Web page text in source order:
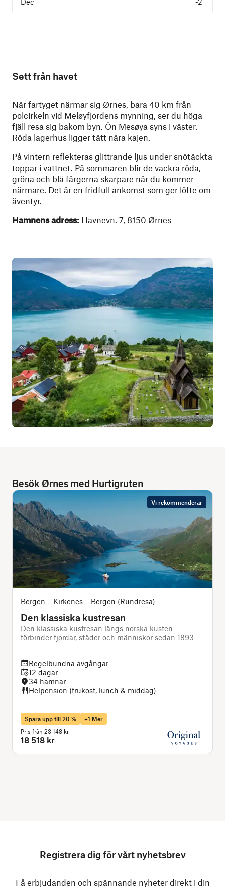
Sett från havet
När fartyget närmar sig Ørnes, bara 40 km från
polcirkeln vid Meløyfjordens mynning, ser du höga
fjäll resa sig bakom byn. Ön Mesøya syns i väster.
Röda lagerhus ligger tätt nära kajen.
På vintern reflekteras glittrande ljus under snötäckta
toppar i vattnet. På sommaren blir de vackra röda,
gröna och blå färgerna skarpare när du kommer
närmare. Det är en fridfull ankomst som ger löfte om
äventyr.
Hamnens adress: Havnevn. 7, 8150 Ørnes
Besök Ørnes med Hurtigruten
Vi rekommenderar
Bergen – Kirkenes – Bergen (Rundresa)
Den klassiska kustresan
Den klassiska kustresan längs norska kusten –
förbinder fjordar, städer och människor sedan 1893
Regelbundna avgångar
12 dagar
34 hamnar
Helpension (frukost, lunch & middag)
Spara upp till 20 %
+1 Mer
Pris från 23 148 kr
18 518 kr
Registrera dig för vårt nyhetsbrev
Få erbjudanden och spännande nyheter direkt i din